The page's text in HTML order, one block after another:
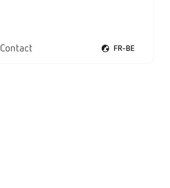
Contact FR-BE
Ouvrir le menu